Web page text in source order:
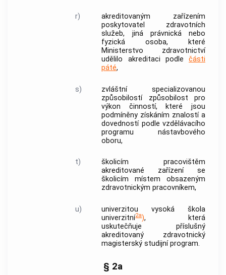
r)
akreditovaným zařízením
poskytovatel zdravotních
služeb, jiná právnická nebo
fyzická osoba, které
Ministerstvo zdravotnictví
udělilo akreditaci podle části
páté,
s)
zvláštní specializovanou
způsobilostízpůsobilost pro
výkon činností, které jsou
podmíněny získáním znalostí a
dovedností podle vzdělávacího
programu nástavbového
oboru,
t)
školicím pracovištěm
akreditované zařízeníse
školicím místem obsazeným
zdravotnickým pracovníkem,
u) univerzitou vysoká škola
univerzitní2a), která
uskutečňuje příslušný
akreditovaný zdravotnický
magisterský studijní program.
§ 2a